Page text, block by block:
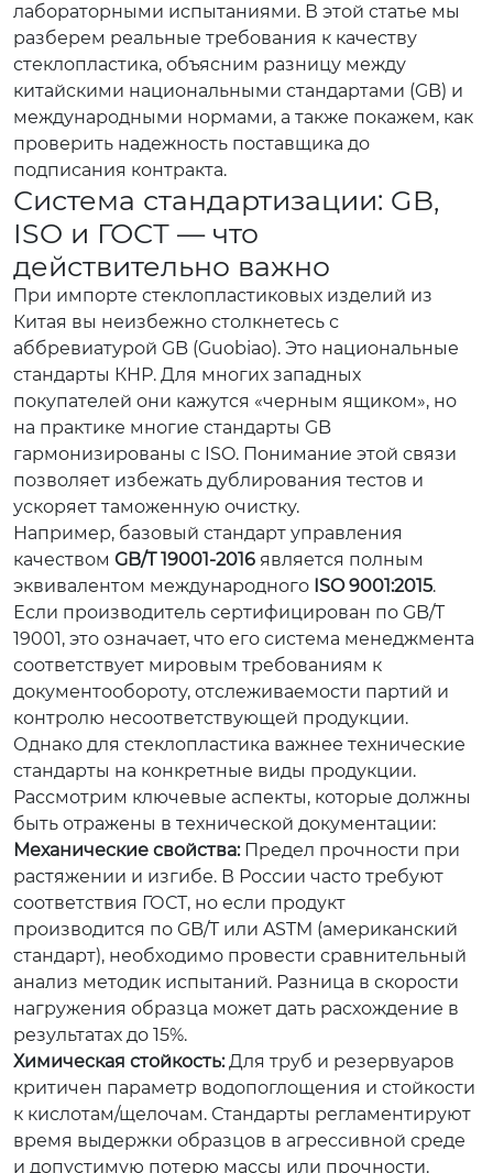
лабораторными испытаниями. В этой статье мы
разберем реальные требования к качеству
стеклопластика, объясним разницу между
китайскими национальными стандартами (GB) и
международными нормами, а также покажем, как
проверить надежность поставщика до
подписания контракта.
Система стандартизации: GB,
ISO и ГОСТ — что
действительно важно
При импорте стеклопластиковых изделий из
Китая вы неизбежно столкнетесь с
аббревиатурой GB (Guobiao). Это национальные
стандарты КНР. Для многих западных
покупателей они кажутся «черным ящиком», но
на практике многие стандарты GB
гармонизированы с ISO. Понимание этой связи
позволяет избежать дублирования тестов и
ускоряет таможенную очистку.
Например, базовый стандарт управления
качеством GB/T 19001-2016 является полным
эквивалентом международного ISO 9001:2015.
Если производитель сертифицирован по GB/T
19001, это означает, что его система менеджмента
соответствует мировым требованиям к
документообороту, отслеживаемости партий и
контролю несоответствующей продукции.
Однако для стеклопластика важнее технические
стандарты на конкретные виды продукции.
Рассмотрим ключевые аспекты, которые должны
быть отражены в технической документации:
Механические свойства:Предел прочности при
растяжении и изгибе. В России часто требуют
соответствия ГОСТ, но если продукт
производится по GB/T или ASTM (американский
стандарт), необходимо провести сравнительный
анализ методик испытаний. Разница в скорости
нагружения образца может дать расхождение в
результатах до 15%.
Химическая стойкость:Для труб и резервуаров
критичен параметр водопоглощения и стойкости
к кислотам/щелочам. Стандарты регламентируют
время выдержки образцов в агрессивной среде
и допустимую потерю массы или прочности.